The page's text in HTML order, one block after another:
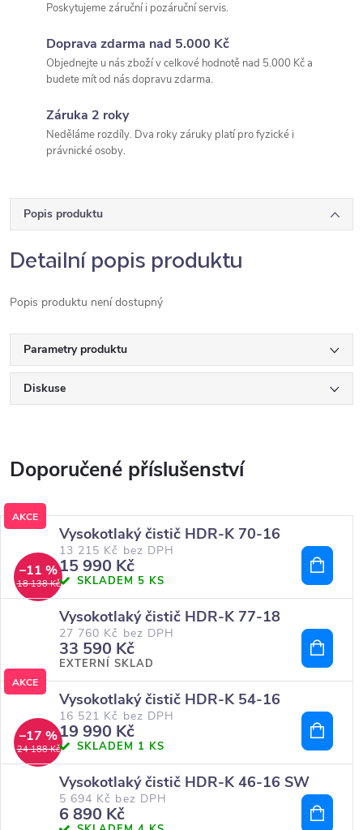
Poskytujeme záruční i pozáruční servis.
Doprava zdarma nad 5.000 Kč
Objednejte u nás zboží v celkové hodnotě nad 5.000 Kč a
budete mít od nás dopravu zdarma.
Záruka 2 roky
Neděláme rozdíly. Dva roky záruky platí pro fyzické i
právnické osoby.
Popis produktu
Detailní popis produktu
Popis produktu není dostupný
Parametry produktu
Diskuse
AKCE
18 138 Kč
–11 %
Vysokotlaký čistič HDR-K 70-16
13 215 Kč bez DPH
15 990 Kč
SKLADEM 5 KS
Vysokotlaký čistič HDR-K 77-18
27 760 Kč bez DPH
33 590 Kč
EXTERNÍ SKLAD
AKCE
24 188 Kč
–17 %
Vysokotlaký čistič HDR-K 54-16
16 521 Kč bez DPH
19 990 Kč
SKLADEM 1 KS
Vysokotlaký čistič HDR-K 46-16 SW
5 694 Kč bez DPH
6 890 Kč